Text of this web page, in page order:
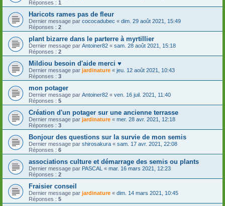
Réponses : 1
Haricots rames pas de fleur
Dernier message par cococadubec « dim. 29 août 2021, 15:49
Réponses : 2
plant bizarre dans le parterre à myrtillier
Dernier message par Antoiner82 « sam. 28 août 2021, 15:18
Réponses : 2
Mildiou besoin d'aide merci ♥
Dernier message par jardinature « jeu. 12 août 2021, 10:43
Réponses : 3
mon potager
Dernier message par Antoiner82 « ven. 16 juil. 2021, 11:40
Réponses : 5
Création d'un potager sur une ancienne terrasse
Dernier message par jardinature « mer. 28 avr. 2021, 12:18
Réponses : 3
Bonjour des questions sur la survie de mon semis
Dernier message par shirosakura « sam. 17 avr. 2021, 22:08
Réponses : 6
associations culture et démarrage des semis ou plants
Dernier message par PASCAL « mar. 16 mars 2021, 12:23
Réponses : 2
Fraisier conseil
Dernier message par jardinature « dim. 14 mars 2021, 10:45
Réponses : 5